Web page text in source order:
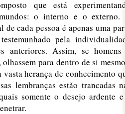
que está
o interno e o externo.
cada pessoa é apenas uma
pela
anteriores. Assim, se
para dentro de si
herança de conhecimento
lembranças estão trancadas
somente o desejo ardente